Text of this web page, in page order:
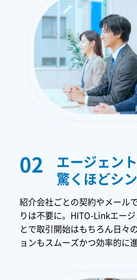
02
エージェン
驚くほどシ
紹介会社ごとの契約やメール
りは不要に。HITO-Linkエー
とで取引開始はもちろん日々
ョンもスムーズかつ効率的に